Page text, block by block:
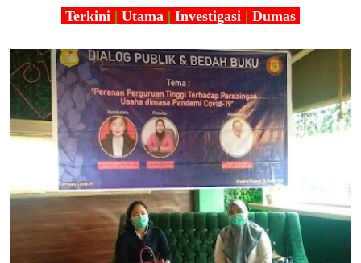
Terkini | Utama | Investigasi | Dumas